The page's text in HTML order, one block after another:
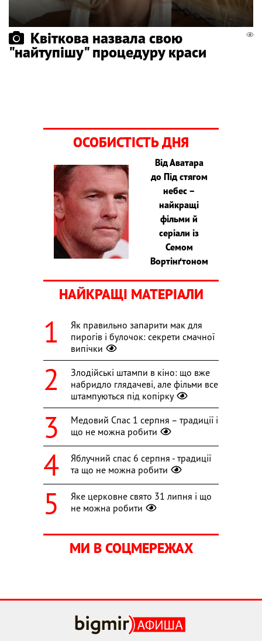
Квіткова назвала свою
"найтупішу" процедуру краси
ОСОБИСТІСТЬ ДНЯ
Від Аватара
до Під стягом
небес –
найкращі
фільми й
серіали із
Семом
Вортінґтоном
НАЙКРАЩІ МАТЕРІАЛИ
Як правильно запарити мак для
пирогів і булочок: секрети смачної
випічки
Злодійські штампи в кіно: що вже
набридло глядачеві, але фільми все
штампуються під копірку
Медовий Спас 1 серпня – традиції і
що не можна робити
Яблучний спас 6 серпня - традиції
та що не можна робити
Яке церковне свято 31 липня і що
не можна робити
МИ В СОЦМЕРЕЖАХ